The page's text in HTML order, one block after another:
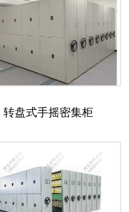
转盘式手摇密集柜